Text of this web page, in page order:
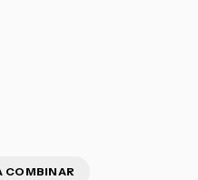
COMBINAR